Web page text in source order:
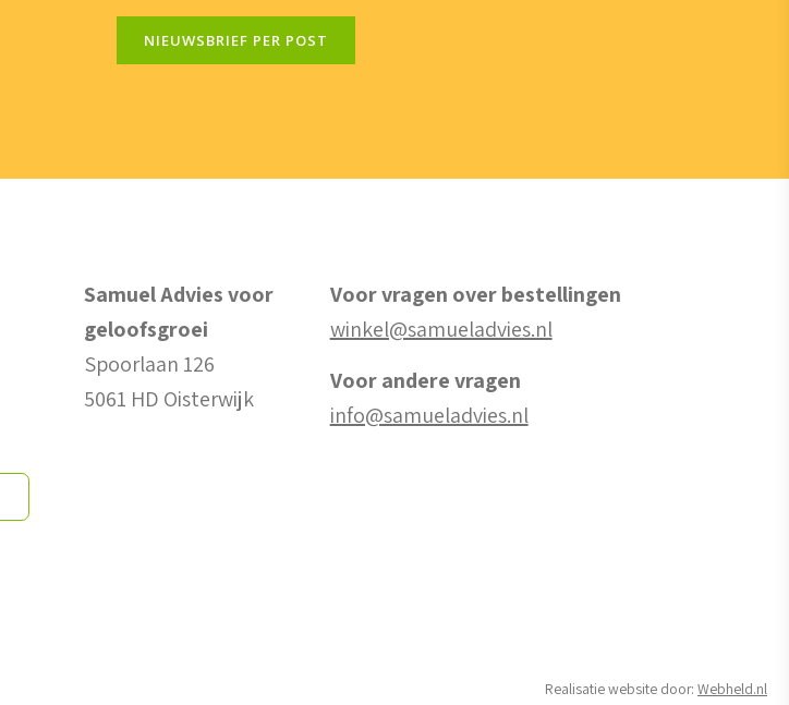
NIEUWSBRIEF PER POST
Samuel Advies voor
geloofsgroei
Spoorlaan 126
5061 HD Oisterwijk
Voor vragen over bestellingen
winkel@samueladvies.nl
Voor andere vragen
info@samueladvies.nl
Realisatie website door: Webheld.nl